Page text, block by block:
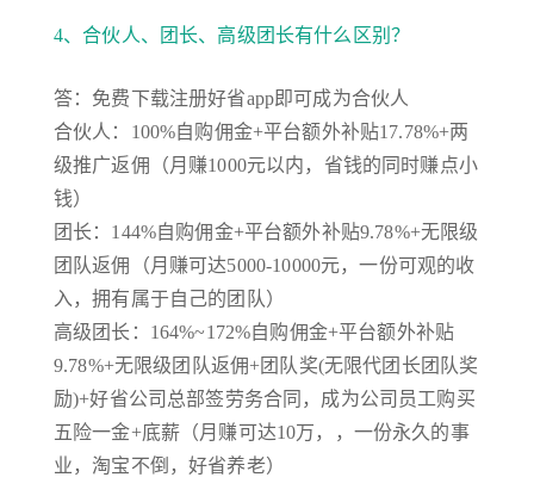
4、合伙人、团长、高级团长有什么区别？
答：免费下载注册好省app即可成为合伙人
合伙人：100%自购佣金+平台额外补贴17.78%+两
级推广返佣（月赚1000元以内，省钱的同时赚点小
钱）
团长：144%自购佣金+平台额外补贴9.78%+无限级
团队返佣（月赚可达5000-10000元，一份可观的收
入，拥有属于自己的团队）
高级团长：164%~172%自购佣金+平台额外补贴
9.78%+无限级团队返佣+团队奖(无限代团长团队奖
励)+好省公司总部签劳务合同，成为公司员工购买
五险一金+底薪（月赚可达10万，，一份永久的事
业，淘宝不倒，好省养老）